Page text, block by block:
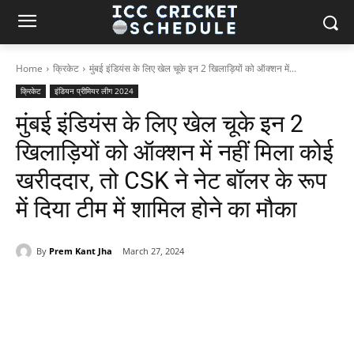
Home क्रिकेट मुंबई इंडियंस के लिए खेल चूके इन 2 खिलाड़ियों को ऑक्शन में...
क्रिकेट इंडियन प्रीमियर लीग 2024
मुंबई इंडियंस के लिए खेल चूके इन 2
खिलाड़ियों को ऑक्शन में नहीं मिला कोई
खरीददार, तो CSK ने नेट बॉलर के रूप
में दिया टीम में शामिल होने का मौका
By Prem Kant Jha March 27, 2024